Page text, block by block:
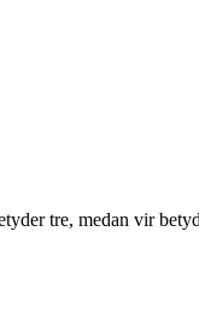
tre, medan vir